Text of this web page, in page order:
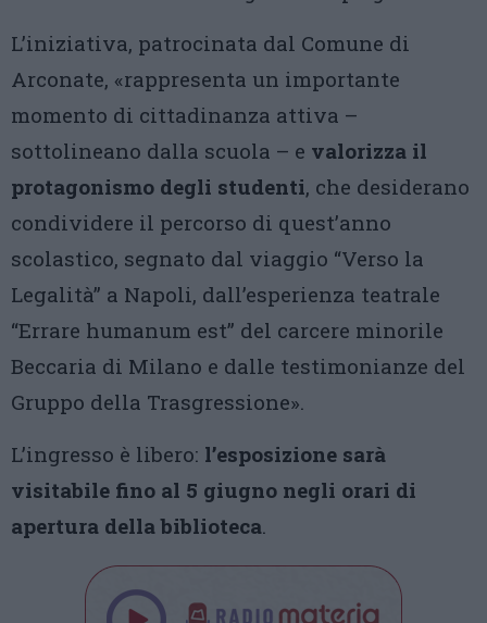
L’iniziativa, patrocinata dal Comune di
Arconate, «rappresenta un importante
momento di cittadinanza attiva –
sottolineano dalla scuola – e valorizza il
protagonismo degli studenti, che desiderano
condividere il percorso di quest’anno
scolastico, segnato dal viaggio “Verso la
Legalità” a Napoli, dall’esperienza teatrale
“Errare humanum est” del carcere minorile
Beccaria di Milano e dalle testimonianze del
Gruppo della Trasgressione».
L’ingresso è libero: l’esposizione sarà
visitabile fino al 5 giugno negli orari di
apertura della biblioteca.